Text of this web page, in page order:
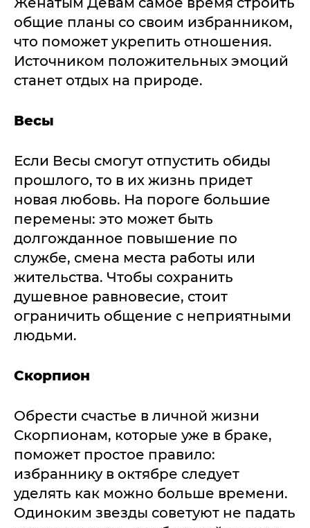
общие планы со своим избранником,
что поможет укрепить отношения.
Источником положительных эмоций
станет отдых на природе.
Весы
Если Весы смогут отпустить обиды
прошлого, то в их жизнь придет
новая любовь. На пороге большие
перемены: это может быть
долгожданное повышение по
службе, смена места работы или
жительства. Чтобы сохранить
душевное равновесие, стоит
ограничить общение с неприятными
людьми.
Скорпион
Обрести счастье в личной жизни
Скорпионам, которые уже в браке,
поможет простое правило:
избраннику в октябре следует
уделять как можно больше времени.
Одиноким звезды советуют не падать